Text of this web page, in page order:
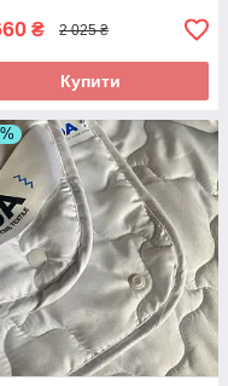
₴ 2 025 ₴
Купити